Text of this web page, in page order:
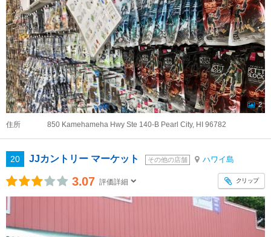
2
住所 850 Kamehameha Hwy Ste 140-B Pearl City, HI 96782
20 JJカントリー マーケット その他の店舗 ハワイ島
3.07 評価詳細 クリップ